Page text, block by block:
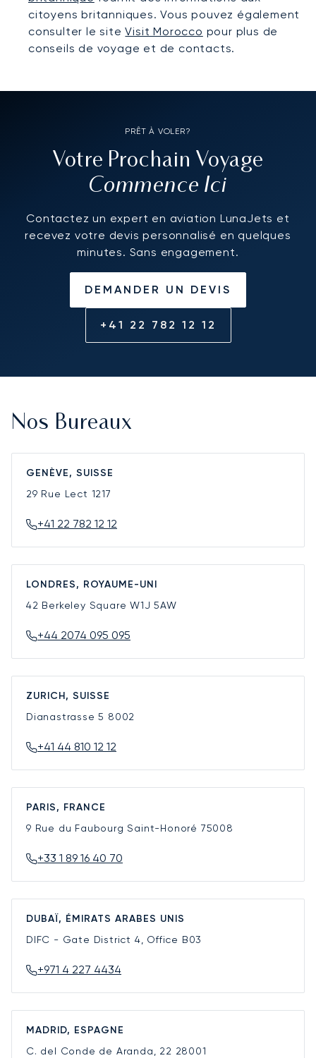
citoyens britanniques. Vous pouvez également
consulter le siteVisit Morocco pour plus de
conseils de voyage et de contacts.
PRÊT À VOLER?
Votre Prochain Voyage
Commence Ici
Contactez un expert en aviation LunaJets et
recevez votre devis personnalisé en quelques
minutes. Sans engagement.
DEMANDER UN DEVIS
+41 22 782 12 12
Nos Bureaux
GENÈVE, SUISSE
29 Rue Lect 1217
+41 22 782 12 12
LONDRES, ROYAUME-UNI
42 Berkeley SquareW1J 5AW
+44 2074 095 095
ZURICH, SUISSE
Dianastrasse 5 8002
+41 44 810 12 12
PARIS, FRANCE
9 Rue du Faubourg Saint-Honoré 75008
+33 1 89 16 40 70
DUBAÏ, ÉMIRATS ARABES UNIS
DIFC - Gate District 4, Office B03
+971 4 227 4434
MADRID, ESPAGNE
C. del Conde de Aranda, 22 28001